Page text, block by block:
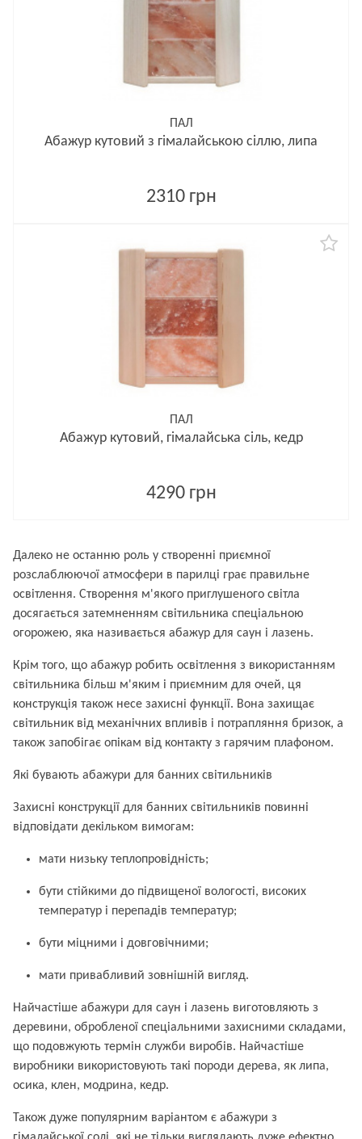
ПАЛ
Абажур кутовий з гімалайською сіллю, липа
2310 грн
ПАЛ
Абажур кутовий, гімалайська сіль, кедр
4290 грн
Далеко не останню роль у створенні приємної
розслаблюючої атмосфери в парилці грає правильне
освітлення. Створення м'якого приглушеного світла
досягається затемненням світильника спеціальною
огорожею, яка називається абажур для саун і лазень.
Крім того, що абажур робить освітлення з використанням
світильника більш м'яким і приємним для очей, ця
конструкція також несе захисні функції. Вона захищає
світильник від механічних впливів і потрапляння бризок, а
також запобігає опікам від контакту з гарячим плафоном.
Які бувають абажури для банних світильників
Захисні конструкції для банних світильників повинні
відповідати декільком вимогам:
мати низьку теплопровідність;
бути стійкими до підвищеної вологості, високих
температур і перепадів температур;
бути міцними і довговічними;
мати привабливий зовнішній вигляд.
Найчастіше абажури для саун і лазень виготовляють з
деревини, обробленої спеціальними захисними складами,
що подовжують термін служби виробів. Найчастіше
виробники використовують такі породи дерева, як липа,
осика, клен, модрина, кедр.
Також дуже популярним варіантом є абажури з